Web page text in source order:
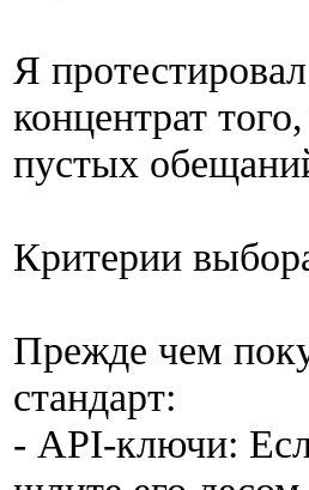
Я
концентрат
пустых
Критерии
Прежде чем
стандарт:
- API-ключи: